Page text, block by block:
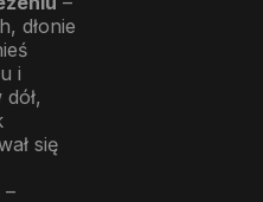
dłonie
i
się
–